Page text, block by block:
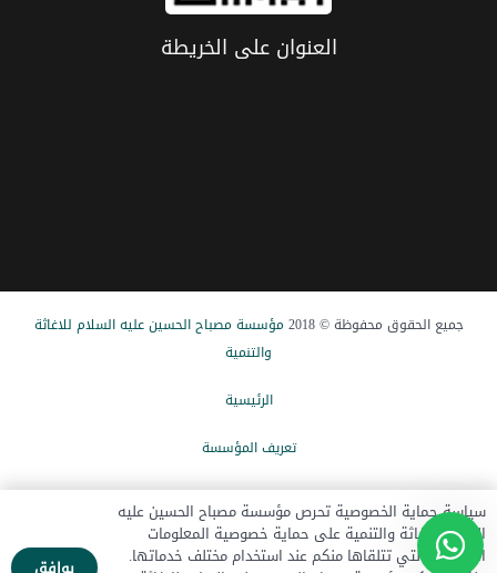
العنوان علی الخریطة
جميع الحقوق محفوظة © 2018
مؤسسة مصباح الحسین علیه السلام للاغاثة
والتنمیة
الرئيسیة
تعریف المؤسسة
الاخبار
تبرع الآن
سياسة حماية الخصوصية تحرص مؤسسة مصباح الحسين عليه
السلام للإغاثة والتنمية على حماية خصوصية المعلومات
الشخصية التي تتلقاها منكم عند استخدام مختلف خدماتها.
يوافق